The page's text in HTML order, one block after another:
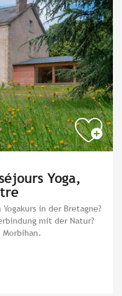
Yoga,
in der Bretagne?
mit der Natur?